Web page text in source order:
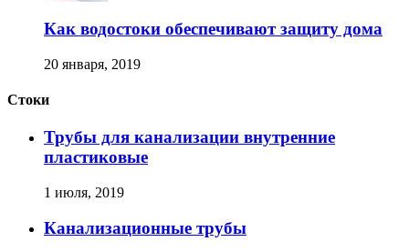
Как водостоки обеспечивают защиту дома
20 января, 2019
Стоки
Трубы для канализации внутренние
пластиковые
1 июля, 2019
Канализационные трубы